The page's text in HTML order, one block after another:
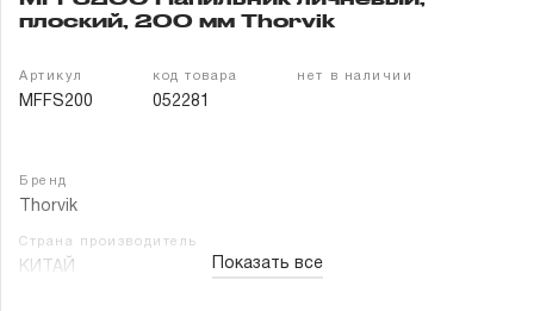
плоский, 200 мм Thorvik
Артикул
MFFS200
код товара
052281
нет в наличии
Бренд
Thorvik
Страна производитель
КИТАЙ Показать все